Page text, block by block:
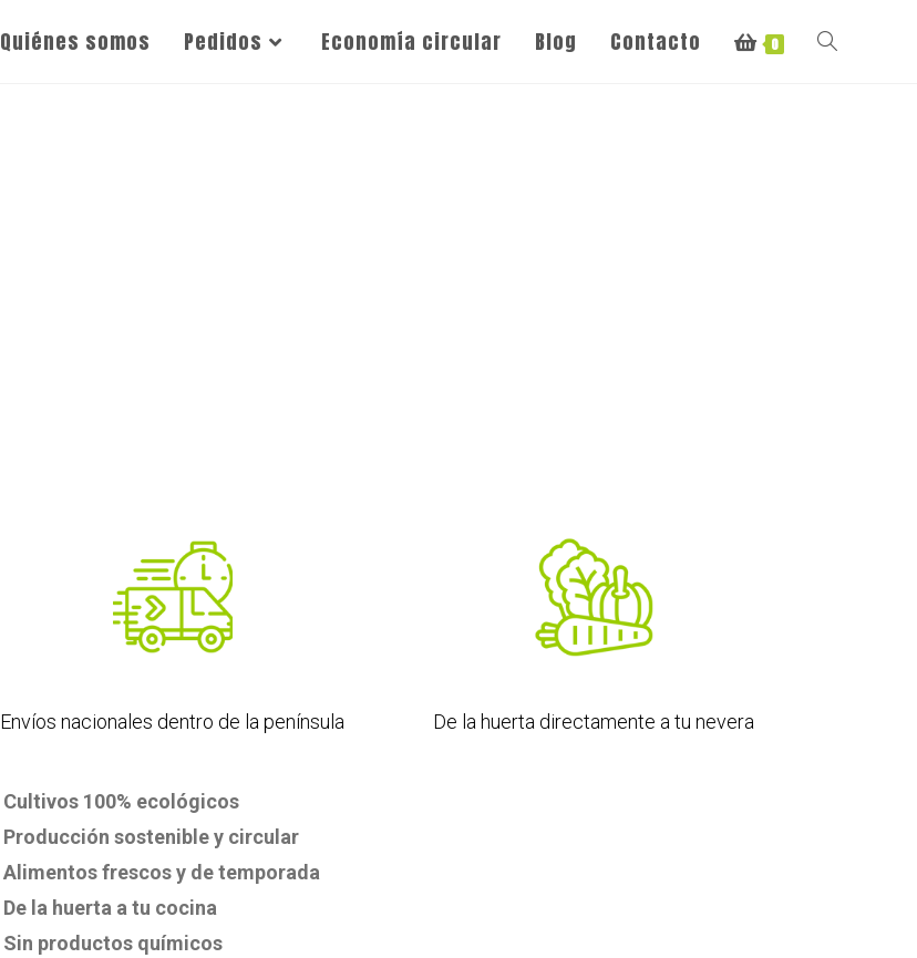
Quiénes somos Pedidos Economía circular Blog Contacto 0
Envíos nacionales dentro de la península De la huerta directamente a tu nevera​
Cultivos 100% ecológicos
Producción sostenible y circular
Alimentos frescos y de temporada
De la huerta a tu cocina
Sin productos químicos